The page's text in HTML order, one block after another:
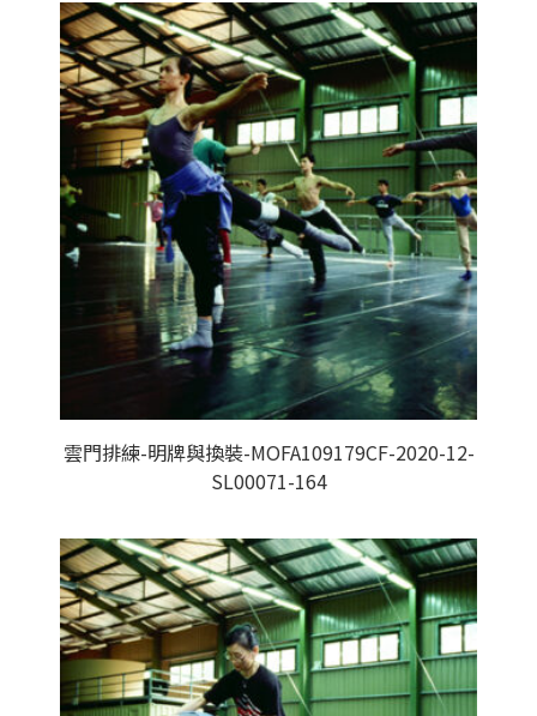
雲門排練-明牌與換裝-MOFA109179CF-2020-12-
SL00071-164